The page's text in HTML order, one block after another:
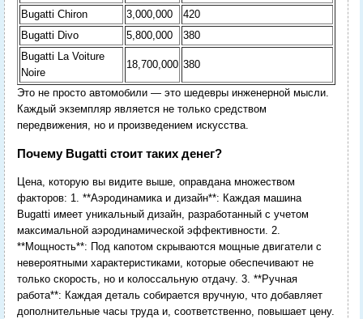
Bugatti Chiron
3,000,000
420
Bugatti Divo
5,800,000
380
Bugatti La Voiture
Noire
18,700,000 380
Это не просто автомобили — это шедевры инженерной мысли.
Каждый экземпляр является не только средством
передвижения, но и произведением искусства.
Почему Bugatti стоит таких денег?
Цена, которую вы видите выше, оправдана множеством
факторов: 1. **Аэродинамика и дизайн**: Каждая машина
Bugatti имеет уникальный дизайн, разработанный с учетом
максимальной аэродинамической эффективности. 2.
**Мощность**: Под капотом скрываются мощные двигатели с
невероятными характеристиками, которые обеспечивают не
только скорость, но и колоссальную отдачу. 3. **Ручная
работа**: Каждая деталь собирается вручную, что добавляет
дополнительные часы труда и, соответственно, повышает цену.